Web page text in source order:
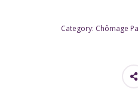
Category: Chômage